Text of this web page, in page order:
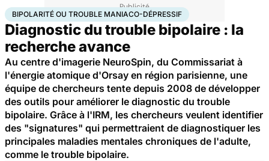
AccueilSantéMaladiesBipolarité ou trouble maniaco-dépressif
BIPOLARITÉ OU TROUBLE MANIACO-DÉPRESSIF
Diagnostic du trouble bipolaire : la
recherche avance
Au centre d'imagerie NeuroSpin, du Commissariat à
l'énergie atomique d'Orsay en région parisienne, une
équipe de chercheurs tente depuis 2008 de développer
des outils pour améliorer le diagnostic du trouble
bipolaire. Grâce à l'IRM, les chercheurs veulent identifier
des "signatures" qui permettraient de diagnostiquer les
principales maladies mentales chroniques de l'adulte,
comme le trouble bipolaire.